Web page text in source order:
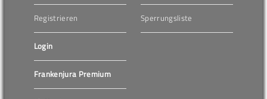
Registrieren
Login
Frankenjura Premium
Sperrungsliste